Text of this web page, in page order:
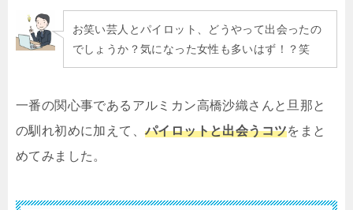
お笑い芸人とパイロット、どうやって出会ったの
でしょうか？気になった女性も多いはず！？笑
一番の関心事であるアルミカン高橋沙織さんと旦那と
の馴れ初めに加えて、 パイロットと出会うコツをまと
めてみました。